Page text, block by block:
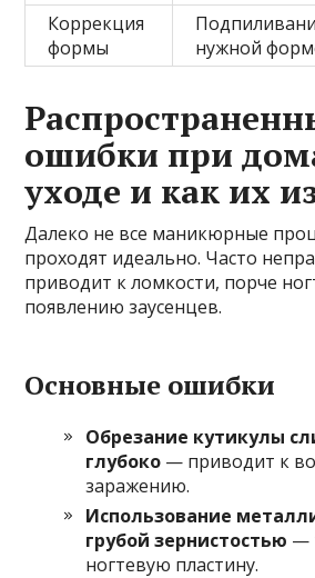
Коррекция
формы
нужной
ошибки при
уходе и как их
Далеко не все маникюрные
проходят идеально. Часто
приводит к ломкости, порче
появлению заусенцев.
Основные ошибки
Обрезание кутикулы
глубоко — приводит к
заражению.
Использование
грубой зернистостью —
ногтевую пластину.